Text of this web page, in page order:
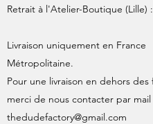
Retrait à l'Atelier-Boutique (Lille)
Livraison uniquement en France
Métropolitaine.
Pour une livraison en dehors des
merci de nous contacter par mail
thedudefactory@gmail.com